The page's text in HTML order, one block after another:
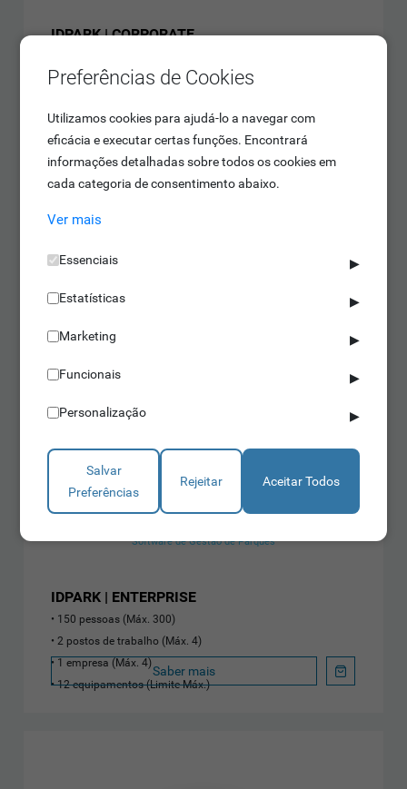
IDPARK | CORPORATE
4 postos de trabalho (Ilimitado)
Equipamentos ilimitados
Software de Gestão de Parques
IDPARK | ENTERPRISE
150 pessoas (Máx. 300)
2 postos de trabalho (Máx. 4)
1 empresa (Máx. 4)
12 equipamentos (Limite Máx.)
Saber mais
Preferências de Cookies
Utilizamos cookies para ajudá-lo a navegar com
eficácia e executar certas funções. Encontrará
informações detalhadas sobre todos os cookies em
cada categoria de consentimento abaixo.
Ver mais
Essenciais ▶
Estatísticas ▶
Marketing ▶
Funcionais ▶
Personalização ▶
Salvar
Preferências
Rejeitar Aceitar Todos